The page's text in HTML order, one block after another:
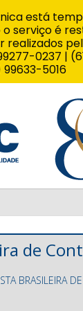
de
BRASILEIRA
está
serviço é
0237 |
99633-5016